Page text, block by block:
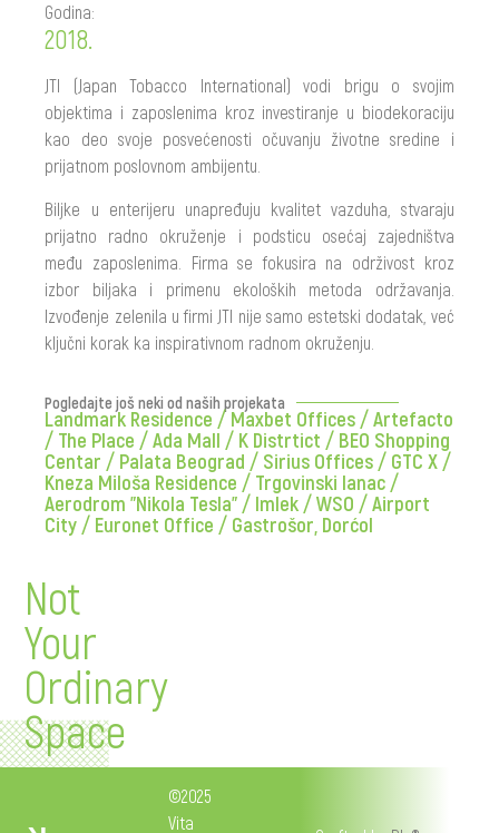
Godina:
2018.
JTI (Japan Tobacco International) vodi brigu o svojim
objektima i zaposlenima kroz investiranje u biodekoraciju
kao deo svoje posvećenosti očuvanju životne sredine i
prijatnom poslovnom ambijentu.
Biljke u enterijeru unapređuju kvalitet vazduha, stvaraju
prijatno radno okruženje i podsticu osećaj zajedništva
među zaposlenima. Firma se fokusira na održivost kroz
izbor biljaka i primenu ekoloških metoda održavanja.
Izvođenje zelenila u firmi JTI nije samo estetski dodatak, već
ključni korak ka inspirativnom radnom okruženju.
Pogledajte još neki od naših projekata
Landmark Residence / Maxbet Offices /Artefacto
/ The Place /Ada Mall / K Distrtict / BEO Shopping
Centar / Palata Beograd / Sirius Offices / GTC X /
Kneza Miloša Residence / Trgovinski lanac /
Aerodrom "Nikola Tesla" / Imlek /WSO /Airport
City / Euronet Office / Gastrošor, Dorćol
Not
Your
Ordinary
Space
©2025
Vita